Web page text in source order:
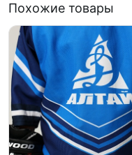
Похожие товары